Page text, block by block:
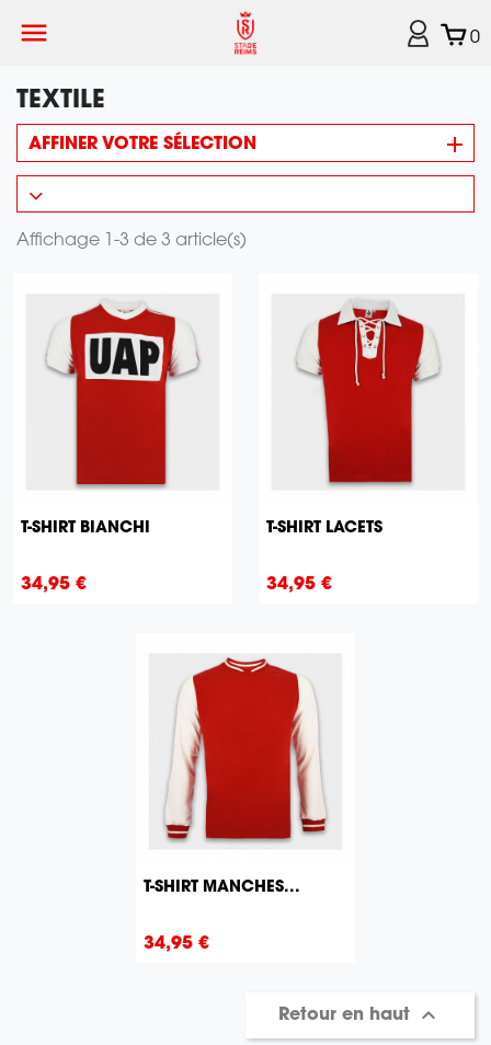
 0
TEXTILE
AFFINER VOTRE SÉLECTION
Affichage 1-3 de 3 article(s)
T-SHIRT BIANCHI
Prix
34,95 €
T-SHIRT LACETS
Prix
34,95 €
T-SHIRT MANCHES...
Prix
34,95 €
Retour en haut 